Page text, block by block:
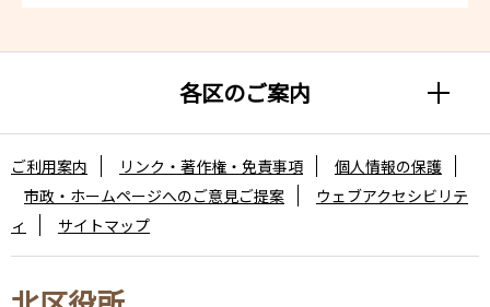
各区のご案内
ご利用案内 リンク・著作権・免責事項
個人情報の保護
市政・ホームページへのご意見ご提案
ウェブアクセシビリテ
ィ
サイトマップ